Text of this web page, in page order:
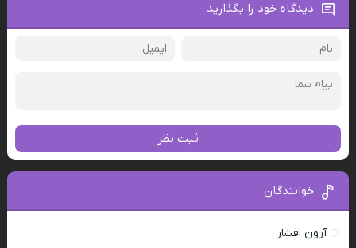
دیدگاه خود را بگذارید
ثبت نظر
خوانندگان
آرون افشار